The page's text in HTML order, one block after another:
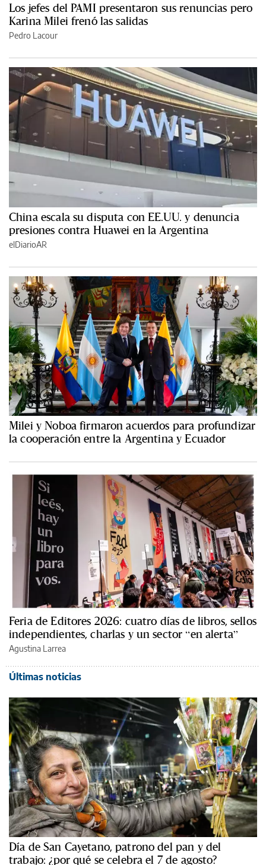
Los jefes del PAMI presentaron sus renuncias pero
Karina Milei frenó las salidas
Pedro Lacour
China escala su disputa con EE.UU. y denuncia
presiones contra Huawei en la Argentina
elDiarioAR
Milei y Noboa firmaron acuerdos para profundizar
la cooperación entre la Argentina y Ecuador
Feria de Editores 2026: cuatro días de libros, sellos
independientes, charlas y un sector “en alerta”
Agustina Larrea
Últimas noticias
Día de San Cayetano, patrono del pan y del
trabajo: ¿por qué se celebra el 7 de agosto?